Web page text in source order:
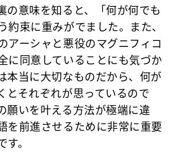
の意味を知ると、「何が何でも
約束に重みがでました。また、
アーシャと悪役のマグニフィコ
に同意していることにも気づか
本当に大切なものだから、何が
とそれぞれが思っているので
願いを叶える方法が極端に違
を前進させるために非常に重要
。